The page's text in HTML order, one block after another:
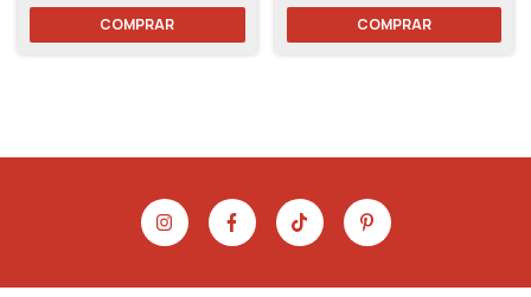
COMPRAR COMPRAR